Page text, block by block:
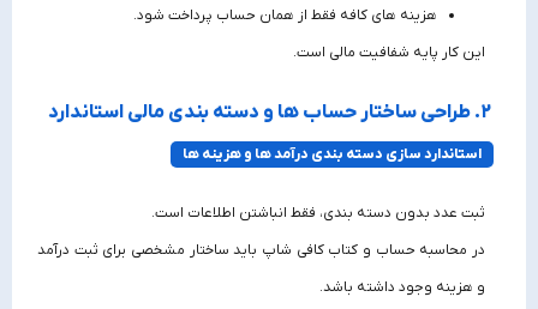
هزینه‌ های کافه فقط از همان حساب پرداخت شود.
این کار پایه شفافیت مالی است.
۲. طراحی ساختار حساب‌ ها و دسته‌ بندی مالی استاندارد
استاندارد سازی دسته‌ بندی درآمد ها و هزینه‌ ها
ثبت عدد بدون دسته‌ بندی، فقط انباشتن اطلاعات است.
در محاسبه حساب و کتاب کافی شاپ باید ساختار مشخصی برای ثبت درآمد
و هزینه وجود داشته باشد.